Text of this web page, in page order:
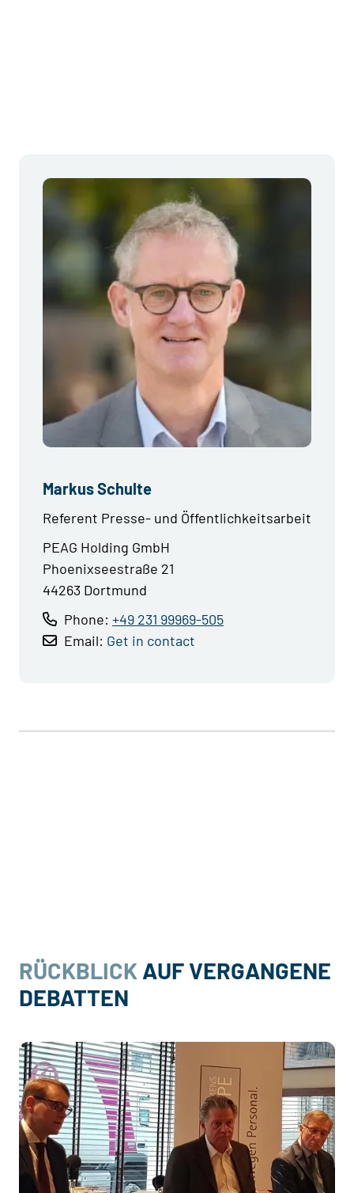
Markus Schulte
Referent Presse- und Öffentlichkeitsarbeit
PEAG Holding GmbH
Phoenixseestraße 21
44263 Dortmund
Phone: +49 231 99969-505
Email: Get in contact
RÜCKBLICK AUF VERGANGENE
DEBATTEN